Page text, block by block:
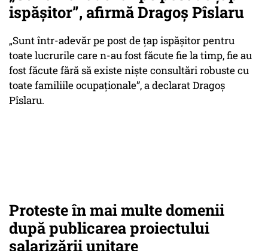
ispășitor”, afirmă Dragoș Pîslaru
„Sunt într-adevăr pe post de țap ispășitor pentru
toate lucrurile care n-au fost făcute fie la timp, fie au
fost făcute fără să existe niște consultări robuste cu
toate familiile ocupaționale”, a declarat Dragoș
Pîslaru.
Proteste în mai multe domenii
după publicarea proiectului
salarizării unitare